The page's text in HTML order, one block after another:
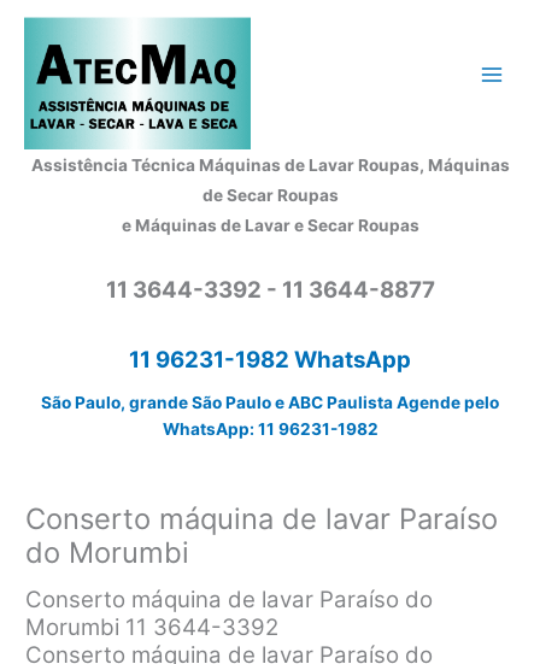
Assistência Técnica Máquinas de Lavar Roupas, Máquinas
de Secar Roupas
e Máquinas de Lavar e Secar Roupas
11 3644-3392 - 11 3644-8877
11 96231-1982 WhatsApp
São Paulo, grande São Paulo e ABC Paulista Agende pelo
WhatsApp: 11 96231-1982
Conserto máquina de lavar Paraíso
do Morumbi
Conserto máquina de lavar Paraíso do
Morumbi 11 3644-3392
Conserto máquina de lavar Paraíso do